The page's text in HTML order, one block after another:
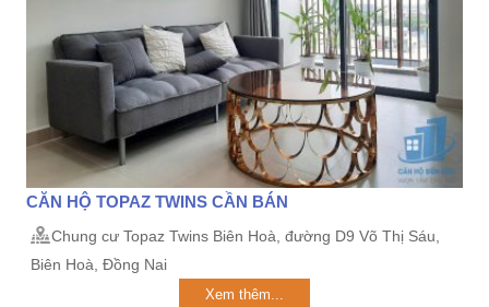
CĂN HỘ TOPAZ TWINS CẦN BÁN
Chung cư Topaz Twins Biên Hoà, đường D9 Võ Thị Sáu,
Biên Hoà, Đồng Nai
Xem thêm...